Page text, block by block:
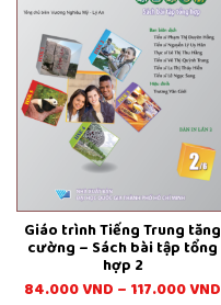
Giáo trình Tiếng Trung tăng
cường – Sách bài tập tổng
hợp 2
84.000VND – 117.000VND